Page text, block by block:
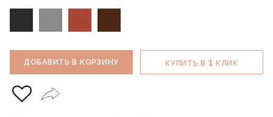
ДОБАВИТЬ В КОРЗИНУ КУПИТЬ В 1 КЛИК